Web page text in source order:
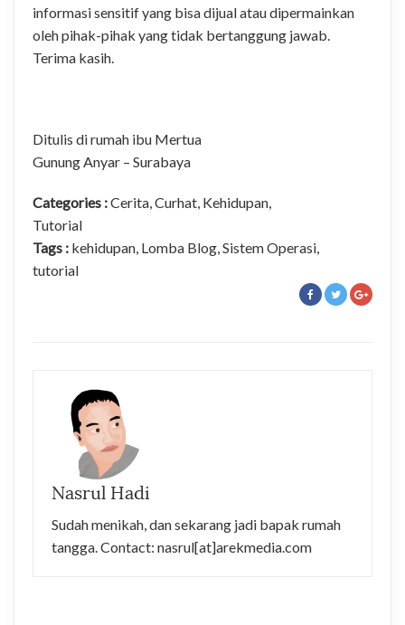
informasi sensitif yang bisa dijual atau dipermainkan
oleh pihak-pihak yang tidak bertanggung jawab.
Terima kasih.
Ditulis di rumah ibu Mertua
Gunung Anyar – Surabaya
Categories :Cerita Curhat Kehidupan
Tutorial
Tags : kehidupan Lomba Blog Sistem Operasi
tutorial
Nasrul Hadi
Sudah menikah, dan sekarang jadi bapak rumah
tangga. Contact: nasrul[at]arekmedia.com